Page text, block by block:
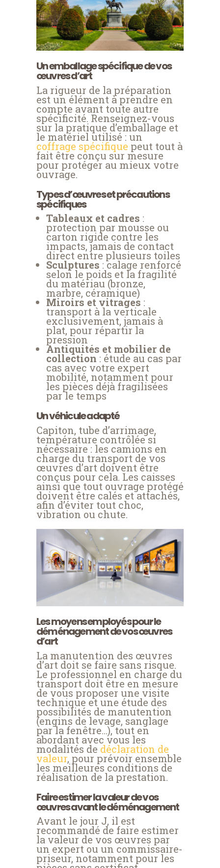
Un emballage spécifique de vos
œuvres d’art
La rigueur de la préparation
est un élément à prendre en
compte avant toute autre
spécificité. Renseignez-vous
sur la pratique d’emballage et
le matériel utilisé : un
coffrage spécifique peut tout à
fait être conçu sur mesure
pour protéger au mieux votre
ouvrage.
Types d’œuvres et précautions
spécifiques
Tableaux et cadres :
protection par mousse ou
carton rigide contre les
impacts, jamais de contact
direct entre plusieurs toiles
Sculptures : calage renforcé
selon le poids et la fragilité
du matériau (bronze,
marbre, céramique)
Miroirs et vitrages :
transport à la verticale
exclusivement, jamais à
plat, pour répartir la
pression
Antiquités et mobilier de
collection : étude au cas par
cas avec votre expert
mobilité, notamment pour
les pièces déjà fragilisées
par le temps
Un véhicule adapté
Capiton, tube d’arrimage,
température contrôlée si
nécessaire : les camions en
charge du transport de vos
œuvres d’art doivent être
conçus pour cela. Les caisses
ainsi que tout ouvrage protégé
doivent être calés et attachés,
afin d’éviter tout choc,
vibration ou chute.
Les moyens employés pour le
déménagement de vos œuvres
d’art
La manutention des œuvres
d’art doit se faire sans risque.
Le professionnel en charge du
transport doit être en mesure
de vous proposer une visite
technique et une étude des
possibilités de manutention
(engins de levage, sanglage
par la fenêtre…), tout en
abordant avec vous les
modalités de déclaration de
valeur, pour prévoir ensemble
les meilleures conditions de
réalisation de la prestation.
Faire estimer la valeur de vos
œuvres avant le déménagement
Avant le jour J, il est
recommandé de faire estimer
la valeur de vos œuvres par
un expert ou un commissaire-
priseur, notamment pour les